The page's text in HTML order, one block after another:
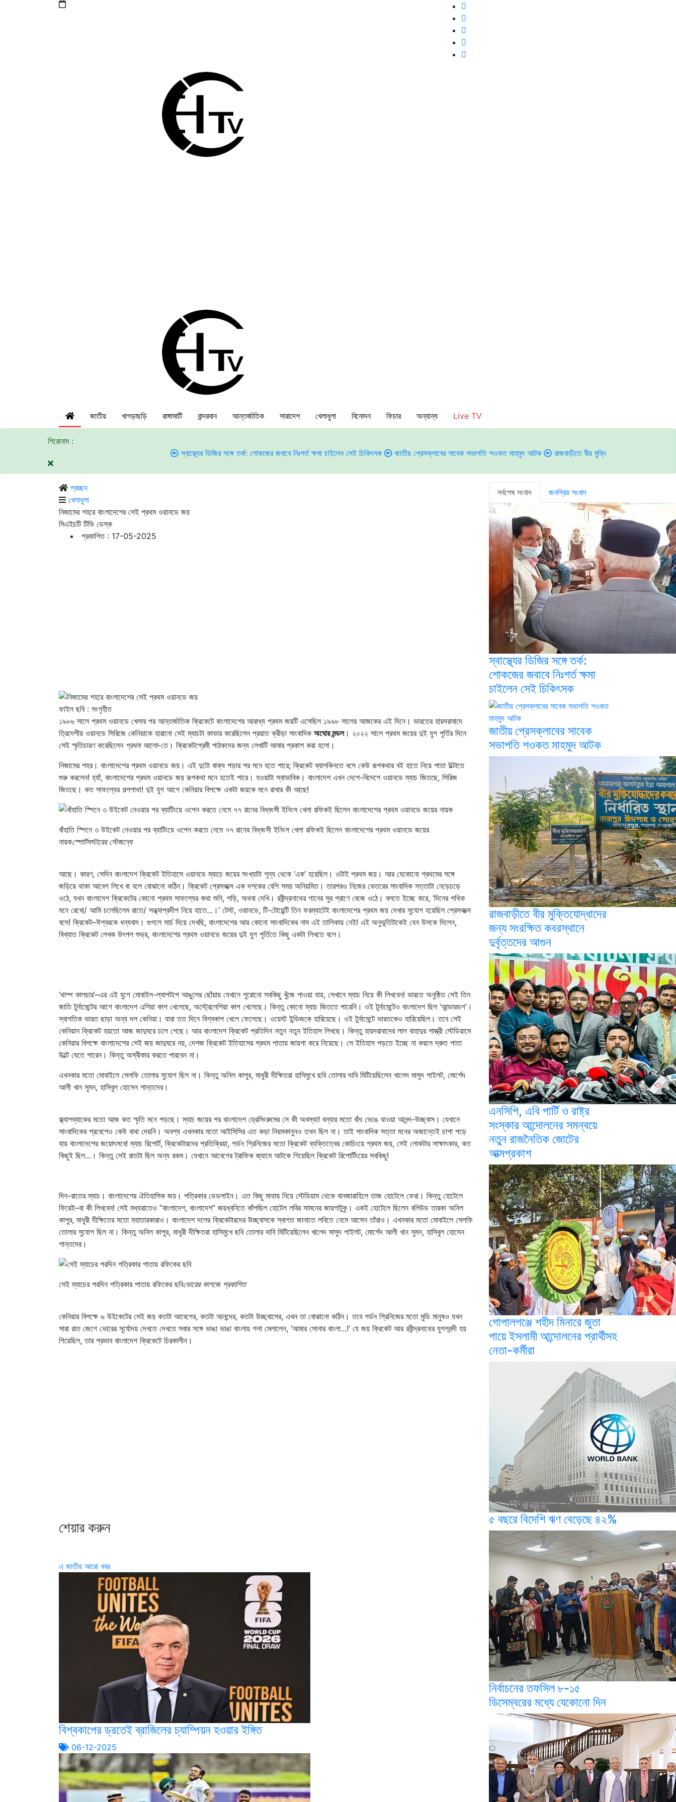
জাতীয় খাগড়াছড়ি রাঙ্গামাটি বান্দরবান আন্তর্জাতিক সারাদেশ খেলাধুলা বিনোদন ফিচার অন্যান্য Live TV
শিরোনাম :
স্বাস্থ্যের ডিজির সঙ্গে তর্ক: শোকজের জবাবে নিঃশর্ত ক্ষমা চাইলেন সেই চিকিৎসক
জাতীয় প্রেসক্লাবের সাবেক সভাপতি শওকত মাহমুদ আটক রাজবাড়ীতে বীর মুক্তিযোদ্ধাদের জন্য সংরক্ষিত কবরস্থানে
প্রচ্ছদ
খেলাধুলা
নিজামের শহরে বাংলাদেশের সেই প্রথম ওয়ানডে জয়
সিএইচটি টিভি ডেস্ক
প্রকাশিত : 17-05-2025
ফাইল ছবি : সংগৃহীত
১৯৮৬ সালে প্রথম ওয়ানডে খেলার পর আন্তর্জাতিক ক্রিকেটে বাংলাদেশের আরাধ্য প্রথম জয়টি এসেছিল ১৯৯৮ সালের আজকের এই দিনে। ভারতের হায়দরাবাদে
ত্রিদেশীয় ওয়ানডে সিরিজে কেনিয়াকে হারানো সেই ম্যাচটা কাভার করেছিলেন প্রয়াত ক্রীড়া সাংবাদিক অঘোর মন্ডল। ২০২২ সালে প্রথম জয়ের দুই যুগ পূর্তির দিনে
সেই স্মৃতিচারণ করেছিলেন প্রথম আলো-তে। ক্রিকেটপ্রেমী পাঠকদের জন্য লেখাটি আবার প্রকাশ করা হলো।
নিজামের শহর। বাংলাদেশের প্রথম ওয়ানডে জয়। এই দুটো বাক্য পড়ার পর মনে হতে পারে; ক্রিকেট ব্যালকিনতে বসে কেউ রূপকথার বই হাতে নিয়ে পাতা উল্টাতে
শুরু করলেন! হ্যাঁ, বাংলাদেশের প্রথম ওয়ানডে জয় রূপকথা মনে হতেই পারে। হওয়াটা স্বাভাবিক। বাংলাদেশ এখন দেশে-বিদেশে ওয়ানডে ম্যাচ জিতছে, সিরিজ
জিতছে। কত সাফল্যের গল্পগাথা! দুই যুগ আগে কেনিয়ার বিপক্ষে একটা জয়কে মনে রাখার কী আছে!
বাঁহাতি স্পিনে ৩ উইকেট নেওয়ার পর ব্যাটিংয়ে ওপেন করতে নেমে ৭৭ রানের বিধ্বংসী ইনিংস খেলা রফিকই ছিলেন বাংলাদেশের প্রথম ওয়ানডে জয়ের
নায়কস্পোর্টসস্টারের সৌজন্যে
আছে। কারণ, সেদিন বাংলাদেশ ক্রিকেট ইতিহাসে ওয়ানডে ম্যাচে জয়ের সংখ্যাটা শূন্য থেকে ‘এক’ হয়েছিল। ওটাই প্রথম জয়। আর যেকোনো প্রথমের সঙ্গে
জড়িয়ে থাকা আবেগ লিখে বা বলে বোঝানো কঠিন। ক্রিকেট প্রেসবক্সে এক দশকের বেশি সময় অনিয়মিত। তারপরও নিজের ভেতরের সাংবাদিক সত্তাটা নেড়েচড়ে
ওঠে, যখন বাংলাদেশ ক্রিকেটের কোনো প্রথম সাফল্যের কথা শুনি, পড়ি, অথবা দেখি। রবীন্দ্রনাথের গানের সুর প্রাণে বেজে ওঠে। বলতে ইচ্ছে করে, ‘দিনের পথিক
মনে রেখো/ আমি চলেছিলেম রাতে/ সন্ধ্যাপ্রদীপ নিয়ে হাতে...।’ টেস্ট, ওয়ানডে, টি-টোয়েন্টি তিন ফরম্যাটেই বাংলাদেশের প্রথম জয় দেখার সুযোগ হয়েছিল প্রেসবক্সে
বসে! ক্রিকেট–ঈশ্বরকে ধন্যবাদ। গুগলে সার্চ দিয়ে দেখছি, বাংলাদেশের আর কোনো সাংবাদিকের নাম এই তালিকায় নেই! এই অনুভূতিটাকেই যেন উসকে দিলেন,
বিখ্যাত ক্রিকেট লেখক উৎপল শুভ্র, বাংলাদেশের প্রথম ওয়ানডে জয়ের দুই যুগ পূর্তিতে কিছু একটা লিখতে বলে।
‘থাম্প কালচার’–এর এই যুগে মোবাইল-ল্যাপটপে আঙুলের ছোঁয়ায় যেখানে পুরোনো সবকিছু খুঁজে পাওয়া যায়, সেখানে ম্যাচ নিয়ে কী লিখবেন! ভারতে অনুষ্ঠিত সেই তিন
জাতি টুর্নামেন্টের আগে বাংলাদেশ এশিয়া কাপ খেলেছে, অস্ট্রেলেশিয়া কাপ খেলেছে। কিন্তু কোনো ম্যাচ জিততে পারেনি। ওই টুর্নামেন্টেও বাংলাদেশ ছিল ‘আন্ডারডগ’।
স্বাগতিক ভারত ছাড়া অন্য দল কেনিয়া। যারা তত দিনে বিশ্বকাপ খেলে ফেলেছে। ওয়েস্ট ইন্ডিজকে হারিয়েছে। ওই টুর্নামেন্টে ভারতকেও হারিয়েছিল। তবে সেই
কেনিয়ান ক্রিকেট হয়তো আজ জাদুঘরে চলে গেছে। আর বাংলাদেশ ক্রিকেট প্রতিদিন নতুন নতুন ইতিহাস লিখছে। কিন্তু হায়দরাবাদের লাল বাহাদুর শাস্ত্রী স্টেডিয়ামে
কেনিয়ার বিপক্ষে বাংলাদেশের সেই জয় জাদুঘরে নয়, দেশজ ক্রিকেট ইতিহাসের প্রথম পাতায় জায়গা করে নিয়েছে। সে ইতিহাস পড়তে ইচ্ছে না করলে দ্রুত পাতা
উল্টে যেতে পারেন। কিন্তু অস্বীকার করতে পারবেন না।
এখনকার মতো মোবাইলে সেলফি তোলার সুযোগ ছিল না। কিন্তু অনিল কাপুর, মাধুরী দীক্ষিতরা হাসিমুখে ছবি তোলার দাবি মিটিয়েছিলেন খালেদ মাসুদ পাইলট, মোর্শেদ
আলী খান সুমন, হাসিবুল হোসেন শান্তদের।
ফ্ল্যাশব্যাকের মতো আজ কত স্মৃতি মনে পড়ছে। ম্যাচ জয়ের পর বাংলাদেশ ড্রেসিংরুমের সে কী অবস্থা! বন্যার মতো বাঁধ ভেঙে যাওয়া আনন্দ-উচ্ছ্বাস। যেখানে
সাংবাদিকের প্রবেশেও কেউ বাধা দেয়নি। অবশ্য এখনকার মতো আইসিসির এত কড়া নিয়মকানুনও তখন ছিল না। তাই সাংবাদিক সত্তা মনের অজান্তেই চাপা পড়ে
যায় বাংলাদেশের জয়োৎসবে! ম্যাচ রিপোর্ট, ক্রিকেটারদের প্রতিক্রিয়া, গর্ডন গ্রিনিজের মতো ক্রিকেট ব্যক্তিত্বের কোচিংয়ে প্রথম জয়, সেই লোকটার সাক্ষাৎকার, কত
কিছুই ছিল...। কিন্তু সেই রাতটা ছিল অন্য রকম। যেখানে আবেগের ট্রাফিক জ্যামে আটকে গিয়েছিল ক্রিকেট রিপোর্টিংয়ের সবকিছু!
দিন-রাতের ম্যাচ। বাংলাদেশের ঐতিহাসিক জয়। পত্রিকার ডেডলাইন। এত কিছু মাথায় নিয়ে স্টেডিয়াম থেকে বানজারাহিলে তাজ হোটেলে ফেরা। কিন্তু হোটেলে
ফিরেই–বা কী লিখবেন! সেই মধ্যরাতেও “বাংলাদেশ, বাংলাদেশ” জয়ধ্বনিতে কাঁপছিল হোটেল লবির সামনের জায়গাটুকু। একই হোটেলে ছিলেন বলিউড তারকা অনিল
কাপুর, মাধুরী দীক্ষিতের মতো মহাতারকারাও। বাংলাদেশ দলের ক্রিকেটারদের উচ্ছ্বাসকে স্বাগত জানাতে লবিতে নেমে আসেন তাঁরাও। এখনকার মতো মোবাইলে সেলফি
তোলার সুযোগ ছিল না। কিন্তু অনিল কাপুর, মাধুরী দীক্ষিতরা হাসিমুখে ছবি তোলার দাবি মিটিয়েছিলেন খালেদ মাসুদ পাইলট, মোর্শেদ আলী খান সুমন, হাসিবুল হোসেন
শান্তদের।
সেই ম্যাচের পরদিন পত্রিকার পাতায় রফিকের ছবিভোরের কাগজে প্রকাশিত
কেনিয়ার বিপক্ষে ৬ উইকেটের সেই জয় কতটা আবেগের, কতটা আনন্দের, কতটা উচ্ছ্বাসের, এখন তা বোঝানো কঠিন। তবে গর্ডন গ্রিনিজের মতো মুডি মানুষও যখন
সারা রাত জেগে ভোরের সূর্যোদয় দেখতে দেখতে সবার সঙ্গে ভাঙা ভাঙা বাংলায় গলা মেলালেন, ‘আমার সোনার বাংলা...!’ যে জয় ক্রিকেট আর রবীন্দ্রনাথের যুগলবন্দী হয়
গিয়েছিল, তার প্রভাব বাংলাদেশ ক্রিকেটে চিরকালীন।
শেয়ার করুন
এ জাতীয় আরো খবর
বিশ্বকাপের ড্রতেই ব্রাজিলের চ্যাম্পিয়ন হওয়ার ইঙ্গিত
06-12-2025
সর্বশেষ সংবাদ জনপ্রিয় সংবাদ
স্বাস্থ্যের ডিজির সঙ্গে তর্ক:
শোকজের জবাবে নিঃশর্ত ক্ষমা
চাইলেন সেই চিকিৎসক
জাতীয় প্রেসক্লাবের সাবেক
সভাপতি শওকত মাহমুদ আটক
রাজবাড়ীতে বীর মুক্তিযোদ্ধাদের
জন্য সংরক্ষিত কবরস্থানে
দুর্বৃত্তদের আগুন
এনসিপি, এবি পার্টি ও রাষ্ট্র
সংস্কার আন্দোলনের সমন্বয়ে
নতুন রাজনৈতিক জোটের
আত্মপ্রকাশ
গোপালগঞ্জে শহীদ মিনারে জুতা
পায়ে ইসলামী আন্দোলনের প্রার্থীসহ
নেতা-কর্মীরা
৫ বছরে বিদেশি ঋণ বেড়েছে ৪২%
নির্বাচনের তফসিল ৮-১৫
ডিসেম্বরের মধ্যে যেকোনো দিন